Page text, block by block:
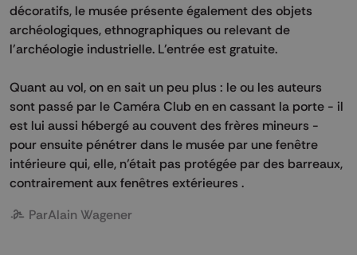
décoratifs, le musée présente également des objets
archéologiques, ethnographiques ou relevant de
l'archéologie industrielle. L'entrée est gratuite.
Quant au vol, on en sait un peu plus : le ou les auteurs
sont passé par le Caméra Club en en cassant la porte - il
est lui aussi hébergé au couvent des frères mineurs -
pour ensuite pénétrer dans le musée par une fenêtre
intérieure qui, elle, n’était pas protégée par des barreaux,
contrairement aux fenêtres extérieures .
ParAlain Wagener